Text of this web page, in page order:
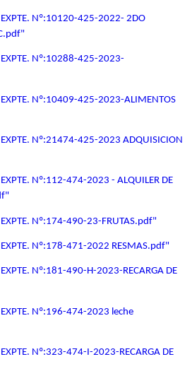
EXPTE. Nº:10120-425-2022- 2DO
EXPTE. Nº:10288-425-2023-
EXPTE. Nº:10409-425-2023-ALIMENTOS
EXPTE. Nº:21474-425-2023 ADQUISICION
EXPTE. Nº:112-474-2023 - ALQUILER DE
EXPTE. Nº:174-490-23-FRUTAS.pdf"
EXPTE. Nº:178-471-2022 RESMAS.pdf"
EXPTE. Nº:181-490-H-2023-RECARGA DE
EXPTE. Nº:196-474-2023 leche
EXPTE. Nº:323-474-I-2023-RECARGA DE